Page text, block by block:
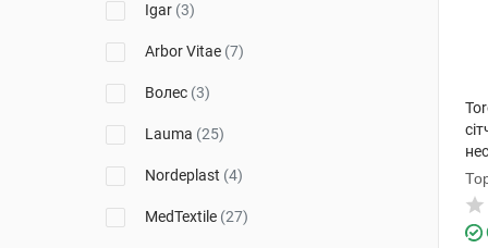
Igar (3)
Arbor Vitae (7)
Волес (3)
Lauma (25)
Nordeplast (4)
MedTextile (27)